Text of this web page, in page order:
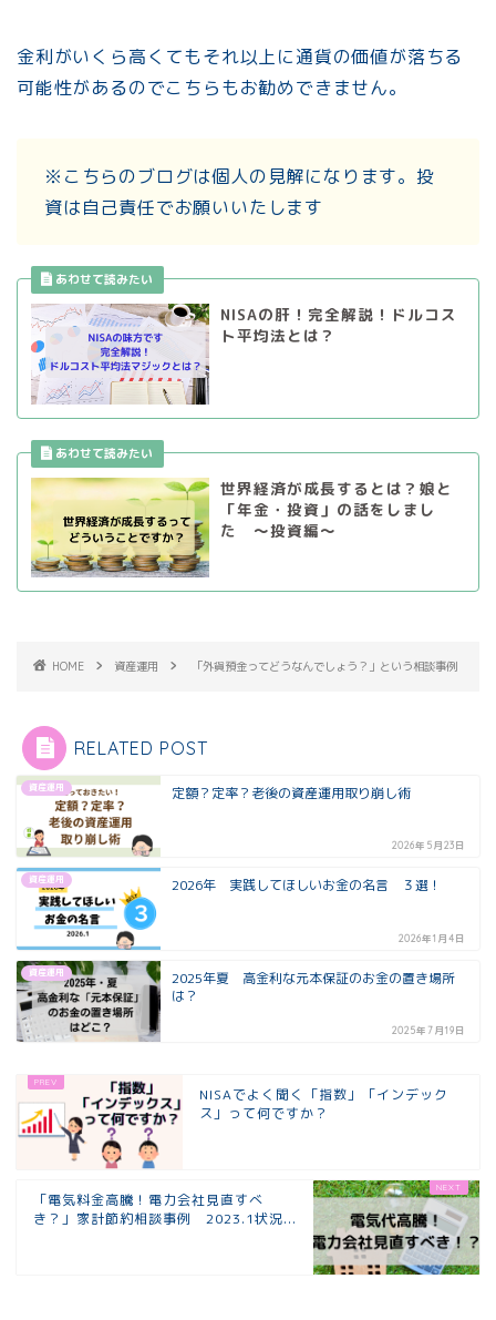
金利がいくら高くてもそれ以上に通貨の価値が落ちる
可能性があるのでこちらもお勧めできません。
※こちらのブログは個人の見解になります。投
資は自己責任でお願いいたします
NISAの肝！完全解説！ドルコス
ト平均法とは？
世界経済が成長するとは？娘と
「年金・投資」の話をしまし
た ～投資編～
HOME 資産運用 「外貨預金ってどうなんでしょう？」という相談事例
RELATED POST
資産運用 定額？定率？老後の資産運用取り崩し術
2026年5月23日
資産運用 2026年 実践してほしいお金の名言 ３選！
2026年1月4日
資産運用
2025年夏 高金利な元本保証のお金の置き場所
は？
2025年7月19日
NISAでよく聞く「指数」「インデック
ス」って何ですか？
「電気料金高騰！電力会社見直すべ
き？」家計節約相談事例 2023.1状況...